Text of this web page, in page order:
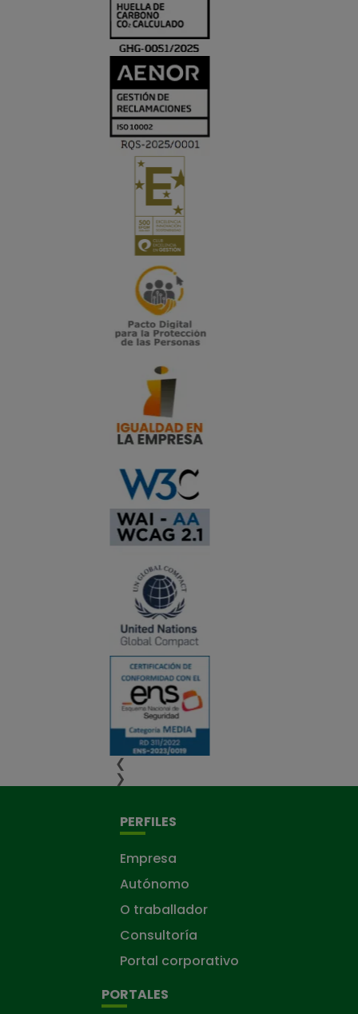
❮
❯
PERFILES
Empresa
Autónomo
O traballador
Consultoría
Portal corporativo
PORTALES